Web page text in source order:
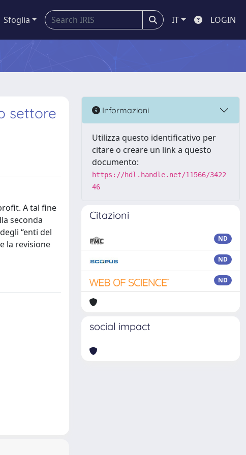
Sfoglia IT LOGIN
settore
A tal fine
seconda
“enti del
la revisione
Informazioni
Utilizza questo identificativo per
citare o creare un link a questo
documento:
https://hdl.handle.net/11566/3422
46
Citazioni
ND
ND
ND
social impact